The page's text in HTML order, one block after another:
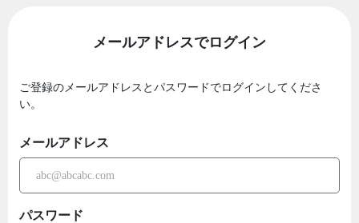
メールアドレスでログイン
ご登録のメールアドレスとパスワードでログインしてくださ
い。
メールアドレス
パスワード